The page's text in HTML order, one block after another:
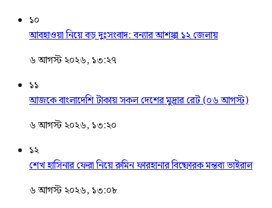
১০
আবহাওয়া নিয়ে বড় দুঃসংবাদ: বন্যার আশঙ্কা ১২ জেলায়
৬ আগস্ট ২০২৬, ১৩:২৭
১১
আজকে বাংলাদেশি টাকায় সকল দেশের মুদ্রার রেট (০৬ আগস্ট)
৬ আগস্ট ২০২৬, ১৩:২০
১২
শেখ হাসিনার ফেরা নিয়ে রুমিন ফারহানার বিষ্ফোরক মন্তব্য ভাইরাল
৬ আগস্ট ২০২৬, ১৩:০৮